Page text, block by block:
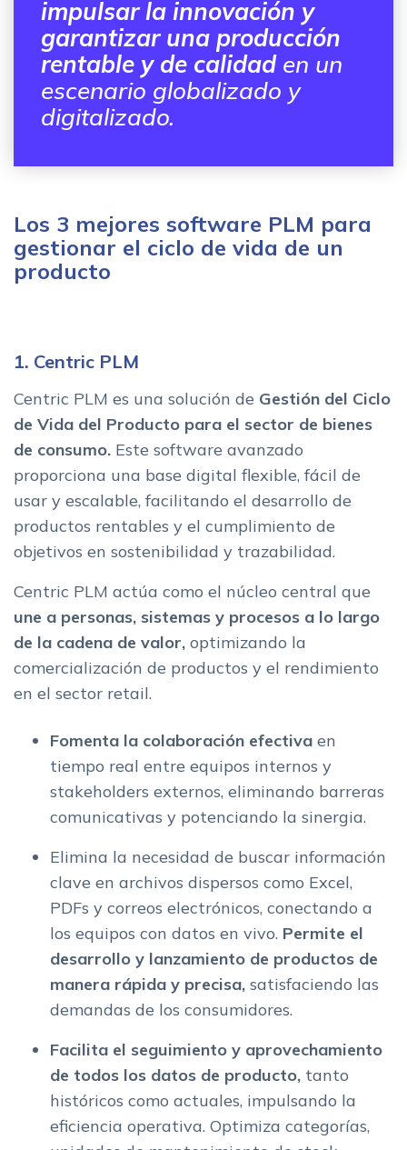
impulsar la innovación y
garantizar una producción
rentable y de calidaden un
escenario globalizado y
digitalizado.
Los 3 mejores software PLM para
gestionar el ciclo de vida de un
producto
1. Centric PLM
Centric PLM es una solución de Gestión del Ciclo
de Vida del Producto para el sector de bienes
de consumo. Este software avanzado
proporciona una base digital flexible, fácil de
usar y escalable, facilitando el desarrollo de
productos rentables y el cumplimiento de
objetivos en sostenibilidad y trazabilidad.
Centric PLM actúa como el núcleo central que
une a personas, sistemas y procesos a lo largo
de la cadena de valor, optimizando la
comercialización de productos y el rendimiento
en el sector retail.
Fomenta la colaboración efectiva en
tiempo real entre equipos internos y
stakeholders externos, eliminando barreras
comunicativas y potenciando la sinergia.
Elimina la necesidad de buscar información
clave en archivos dispersos como Excel,
PDFs y correos electrónicos, conectando a
los equipos con datos en vivo. Permite el
desarrollo y lanzamiento de productos de
manera rápida y precisa, satisfaciendo las
demandas de los consumidores.
Facilita el seguimiento y aprovechamiento
de todos los datos de producto, tanto
históricos como actuales, impulsando la
eficiencia operativa. Optimiza categorías,